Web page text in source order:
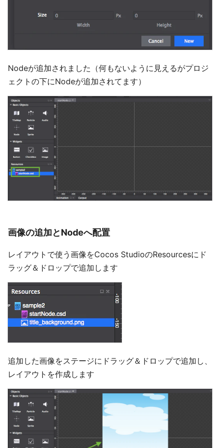
Nodeが追加されました（何もないように見えるがプロジ
ェクトの下にNodeが追加されてます）
画像の追加とNodeへ配置
レイアウトで使う画像をCocos StudioのResourcesにド
ラッグ＆ドロップで追加します
追加した画像をステージにドラッグ＆ドロップで追加し、
レイアウトを作成します